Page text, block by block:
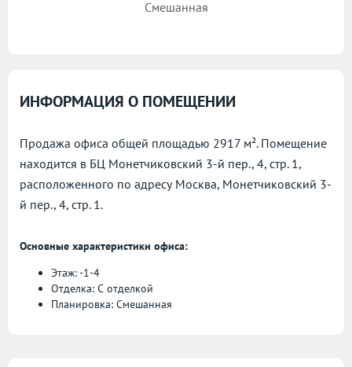
Смешанная
ИНФОРМАЦИЯ О ПОМЕЩЕНИИ
Продажа офиса общей площадью 2917 м². Помещение
находится в БЦ Монетчиковский 3-й пер., 4, стр. 1,
расположенного по адресу Москва, Монетчиковский 3-
й пер., 4, стр. 1.
Основные характеристики офиса:
Этаж: -1-4
Отделка: С отделкой
Планировка: Смешанная